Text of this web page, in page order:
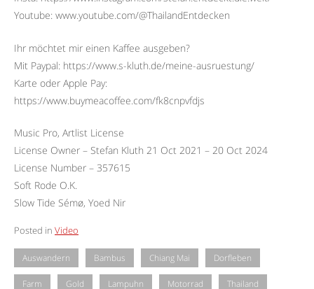
Youtube: www.youtube.com/@ThailandEntdecken
Ihr möchtet mir einen Kaffee ausgeben?
Mit Paypal: https://www.s-kluth.de/meine-ausruestung/
Karte oder Apple Pay:
https://www.buymeacoffee.com/fk8cnpvfdjs
Music Pro, Artlist License
License Owner – Stefan Kluth 21 Oct 2021 – 20 Oct 2024
License Number – 357615
Soft Rode O.K.
Slow Tide Sémø, Yoed Nir
Posted in Video
Auswandern Bambus Chiang Mai Dorfleben
Farm Gold Lampuhn Motorrad Thailand